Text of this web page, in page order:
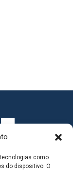
como
do dispositivo. O